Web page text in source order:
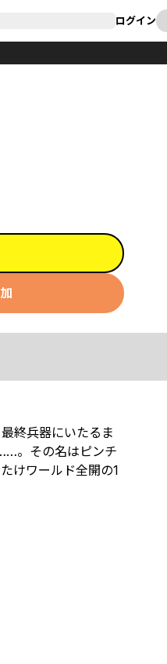
ログイン
終兵器にいたるま
。その名はピンチ
けワールド全開の1